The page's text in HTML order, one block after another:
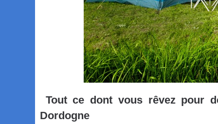
Tout ce dont vous rêvez pour
Dordogne